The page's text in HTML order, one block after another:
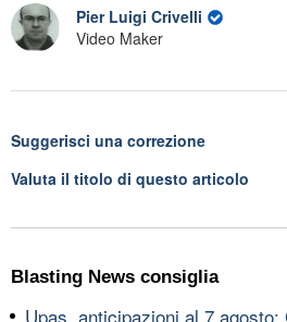
Pier Luigi Crivelli
Video Maker
Suggerisci una correzione
Valuta il titolo di questo articolo
Blasting News consiglia
Upas, anticipazioni al 7